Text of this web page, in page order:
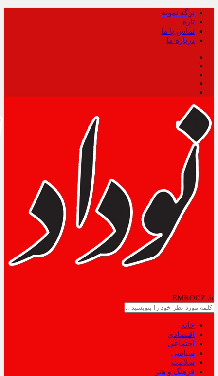
برگه نمونه
تازه
تماس با ما
درباره ما
EMROOZ .ir
خانه
اقتصادی
اجتماعی
سیاسی
سلامت
فرهنگ و هنر